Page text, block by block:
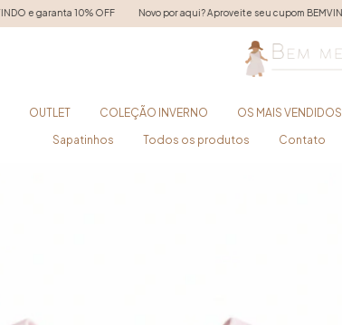
Novo por aqui? Aproveite seu cupom BEMVINDO e garanta 10% OFF
OUTLET COLEÇÃO INVERNO OS MAIS VENDIDOS
Sapatinhos
Todos os produtos Contato